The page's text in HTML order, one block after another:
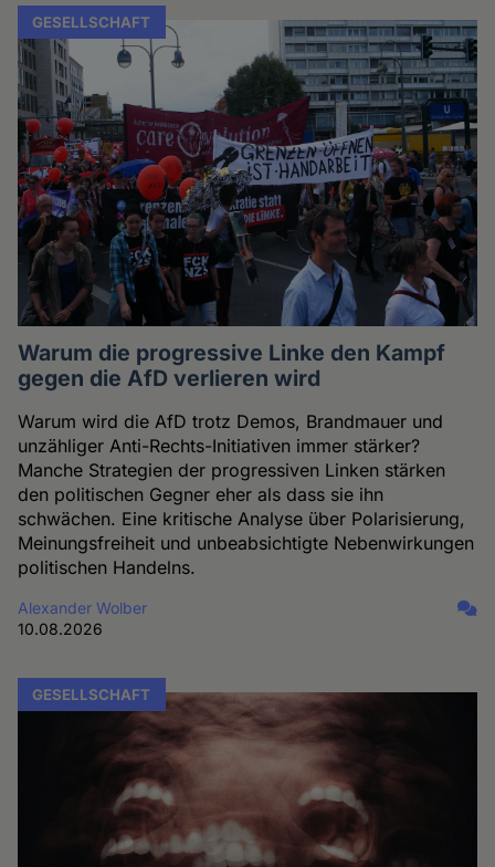
GESELLSCHAFT
Warum die progressive Linke den Kampf
gegen die AfD verlieren wird
Warum wird die AfD trotz Demos, Brandmauer und
unzähliger Anti-Rechts-Initiativen immer stärker?
Manche Strategien der progressiven Linken stärken
den politischen Gegner eher als dass sie ihn
schwächen. Eine kritische Analyse über Polarisierung,
Meinungsfreiheit und unbeabsichtigte Nebenwirkungen
politischen Handelns.
Alexander Wolber
10.08.2026
GESELLSCHAFT